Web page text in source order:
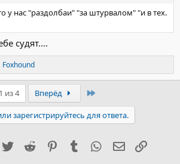
у нас "раздолбаи" "за штурвалом" "и в тех.
судят....
Foxhound
1 из 4 Вперёд
зарегистрируйтесь для ответа.
Twitter Reddit PinterestTumblr WhatsApp